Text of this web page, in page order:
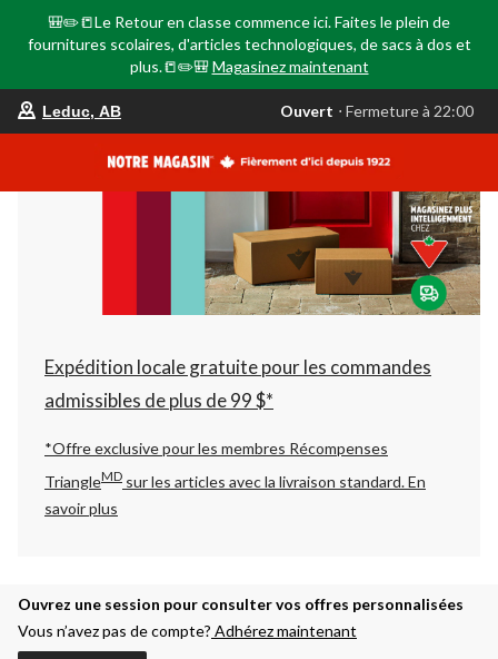
🎒✏️📒Le Retour en classe commence ici. Faites le plein de
fournitures scolaires, d'articles technologiques, de sacs à dos et
plus.📒✏️🎒 Magasinez maintenant
votre
est
AB,
Ouvert,
Fermeture
à
22:00
changer
Leduc, AB Ouvert ⋅ Fermeture à 22:00
Expédition locale gratuite pour les commandes
admissibles de plus de 99 $*
*Offre exclusive pour les membres Récompenses
TriangleMD sur les articles avec la livraison standard.En
savoir plus
Ouvrez une session pour consulter vos offres personnalisées
Vous n’avez pas de compte? Adhérez maintenant